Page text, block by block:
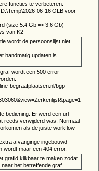
functies te verbeteren.
06-16 OLB voor
(size 5.4 Gb => 3.6 Gb)
van K2
wordt de persoonslijst niet
handmatig updaten is
wordt een 500 error
begraafplaatsen.nl/bgp-
bediening. Er werd een url
reeds verwijderd was. Normaal
als de juiste workflow
afvanginge ingebouwd
wordt maar een 404 error.
grafid klikbaar te maken zodat
het betreffende graf.